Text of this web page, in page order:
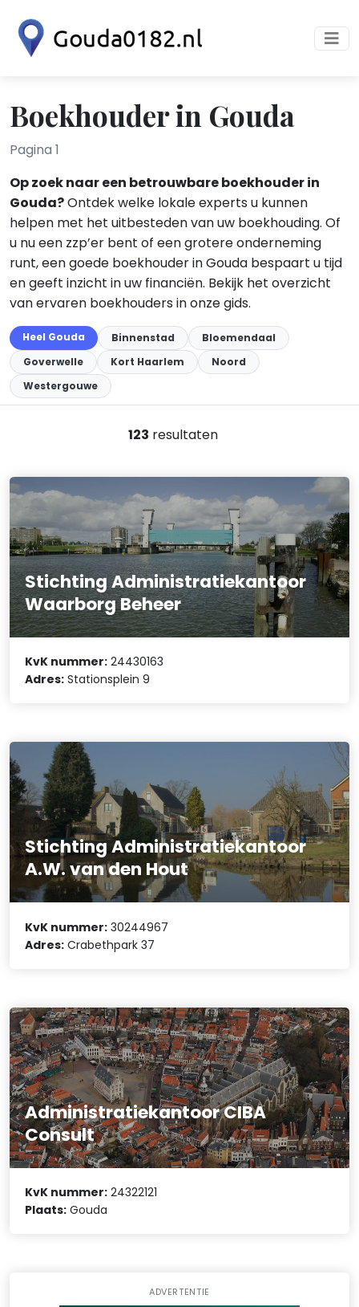
Boekhouder in Gouda
Pagina 1
Op zoek naar een betrouwbare boekhouder in
Gouda?Ontdek welke lokale experts u kunnen
helpen met het uitbesteden van uw boekhouding. Of
u nu een zzp’er bent of een grotere onderneming
runt, een goede boekhouder in Gouda bespaart u tijd
en geeft inzicht in uw financiën. Bekijk het overzicht
van ervaren boekhouders in onze gids.
Heel Gouda Binnenstad
Bloemendaal
Goverwelle
Kort Haarlem
Noord
Westergouwe
123 resultaten
Stichting Administratiekantoor
Waarborg Beheer
KvK nummer: 24430163
Adres: Stationsplein 9
Stichting Administratiekantoor
A.W. van den Hout
KvK nummer: 30244967
Adres: Crabethpark 37
Administratiekantoor CIBA
Consult
KvK nummer: 24322121
Plaats: Gouda
ADVERTENTIE